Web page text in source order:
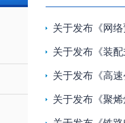
关于发布《网
关于发布《装
关于发布《高
关于发布《聚